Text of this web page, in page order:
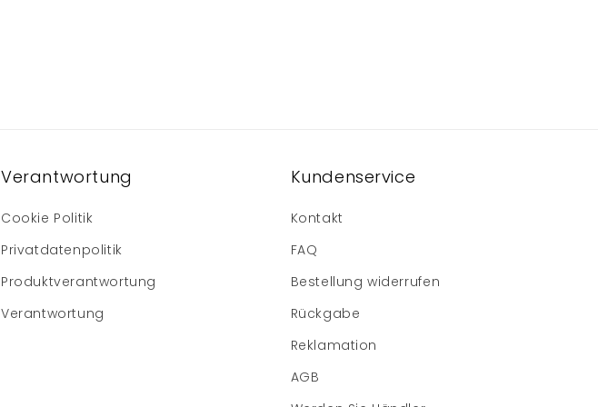
Verantwortung
Cookie Politik
Privatdatenpolitik
Produktverantwortung
Verantwortung
Kundenservice
Kontakt
FAQ
Bestellung widerrufen
Rückgabe
Reklamation
AGB